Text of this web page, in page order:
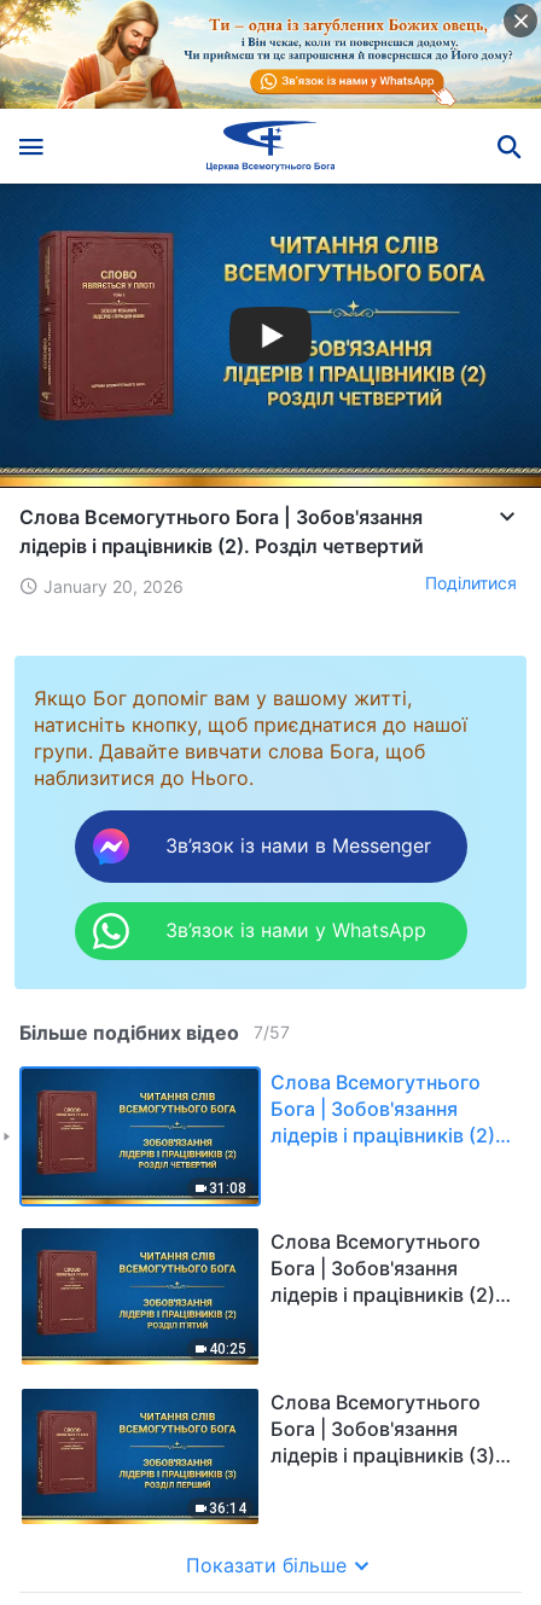
Слова Всемогутнього Бога | Зобов'язання
лідерів і працівників (2). Розділ четвертий
January 20, 2026 Поділитися
Якщо Бог допоміг вам у вашому житті,
натисніть кнопку, щоб приєднатися до нашої
групи. Давайте вивчати слова Бога, щоб
наблизитися до Нього.
Зв’язок із нами в Messenger
Зв’язок із нами у WhatsApp
Більше подібних відео 7/57
31:08
Слова Всемогутнього
Бога | Зобов'язання
лідерів і працівників (2).
40:25
Слова Всемогутнього
Бога | Зобов'язання
лідерів і працівників (2).
36:14
Слова Всемогутнього
Бога | Зобов'язання
лідерів і працівників (3).
Показати більше